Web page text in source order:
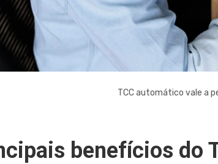
TCC automático vale a
benefícios do